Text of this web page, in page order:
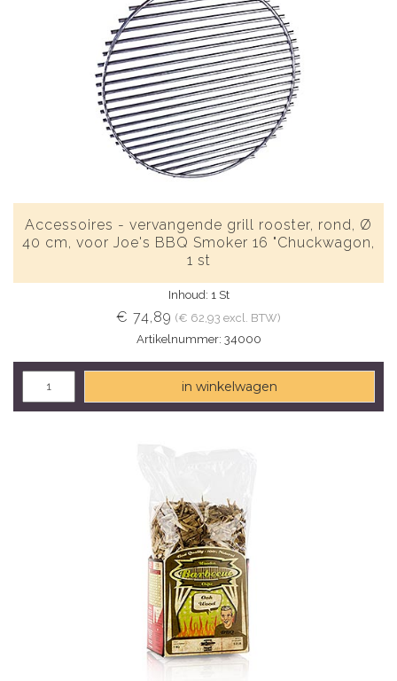
Accessoires - vervangende grill rooster, rond, Ø
40 cm, voor Joe's BBQ Smoker 16 "Chuckwagon,
1 st
Inhoud: 1 St
€ 74,89 (€ 62,93 excl. BTW)
Artikelnummer: 34000
in winkelwagen